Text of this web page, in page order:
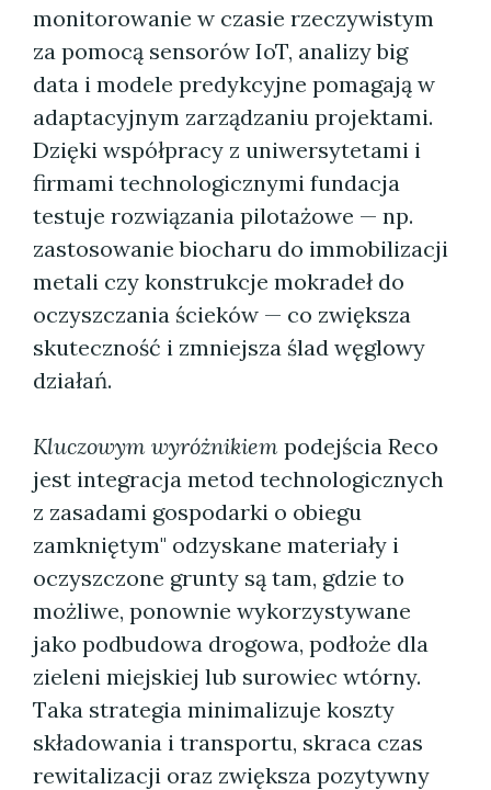
monitorowanie w czasie rzeczywistym
za pomocą sensorów IoT, analizy big
data i modele predykcyjne pomagają w
adaptacyjnym zarządzaniu projektami.
Dzięki współpracy z uniwersytetami i
firmami technologicznymi fundacja
testuje rozwiązania pilotażowe — np.
zastosowanie biocharu do immobilizacji
metali czy konstrukcje mokradeł do
oczyszczania ścieków — co zwiększa
skuteczność i zmniejsza ślad węglowy
działań.
Kluczowym wyróżnikiem podejścia Reco
jest integracja metod technologicznych
z zasadami gospodarki o obiegu
zamkniętym" odzyskane materiały i
oczyszczone grunty są tam, gdzie to
możliwe, ponownie wykorzystywane
jako podbudowa drogowa, podłoże dla
zieleni miejskiej lub surowiec wtórny.
Taka strategia minimalizuje koszty
składowania i transportu, skraca czas
rewitalizacji oraz zwiększa pozytywny